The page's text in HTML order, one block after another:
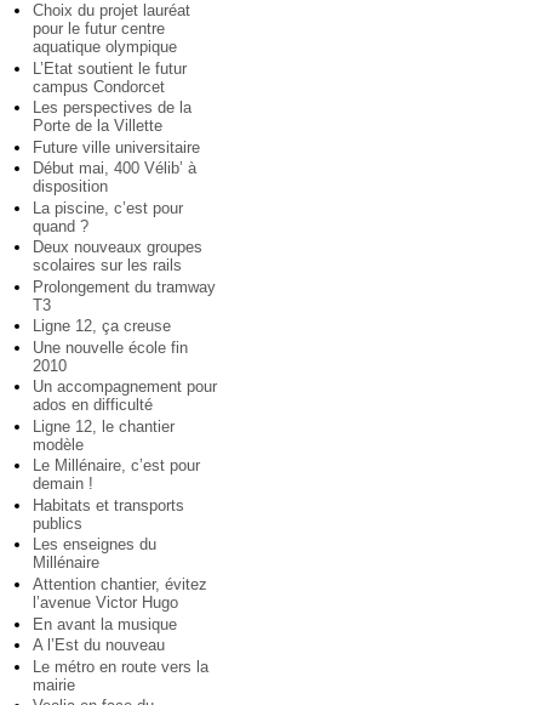
Choix du projet lauréat
pour le futur centre
aquatique olympique
L’Etat soutient le futur
campus Condorcet
Les perspectives de la
Porte de la Villette
Future ville universitaire
Début mai, 400 Vélib’ à
disposition
La piscine, c’est pour
quand ?
Deux nouveaux groupes
scolaires sur les rails
Prolongement du tramway
T3
Ligne 12, ça creuse
Une nouvelle école fin
2010
Un accompagnement pour
ados en difficulté
Ligne 12, le chantier
modèle
Le Millénaire, c’est pour
demain !
Habitats et transports
publics
Les enseignes du
Millénaire
Attention chantier, évitez
l’avenue Victor Hugo
En avant la musique
A l’Est du nouveau
Le métro en route vers la
mairie